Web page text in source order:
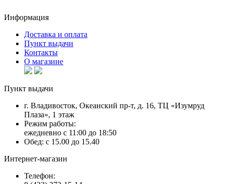
Информация
Доставка и оплата
Пункт выдачи
Контакты
О магазине
Пункт выдачи
г. Владивосток, Океанский пр-т, д. 16, ТЦ «Изумруд
Плаза», 1 этаж
Режим работы:
ежедневно с 11:00 до 18:50
Обед: с 15.00 до 15.40
Интернет-магазин
Телефон: